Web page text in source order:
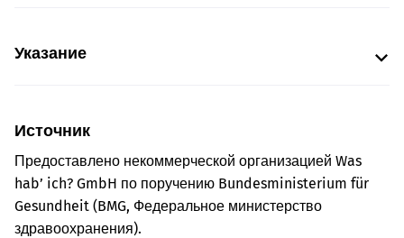
Указание
Источник
Предоставлено некоммерческой организацией Was
hab’ ich? GmbH по поручению Bundesministerium für
Gesundheit (BMG, Федеральное министерство
здравоохранения).